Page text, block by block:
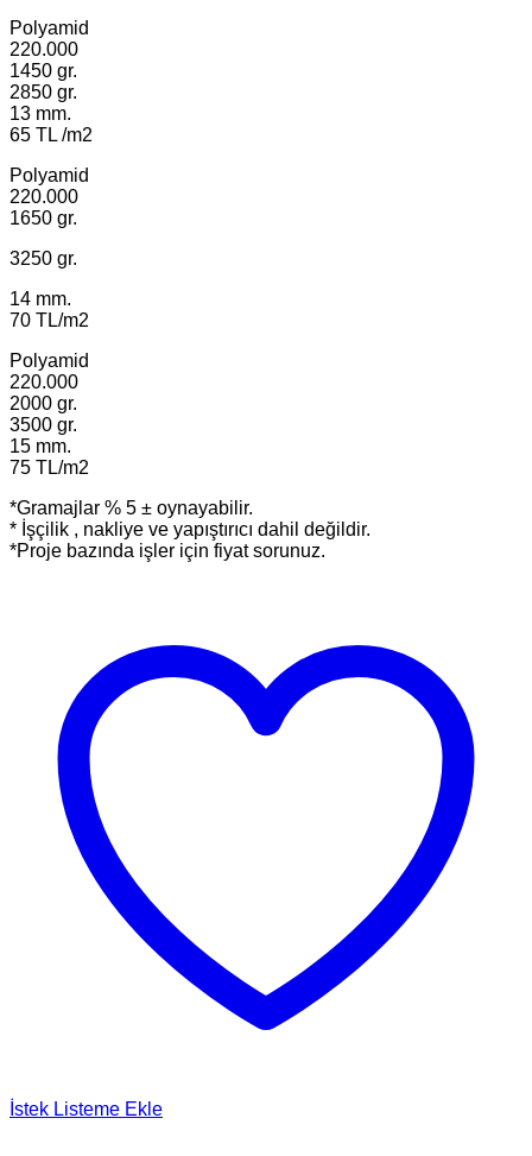
Polyamid
220.000
1450 gr.
2850 gr.
13 mm.
65 TL /m2
Polyamid
220.000
1650 gr.
3250 gr.
14 mm.
70 TL/m2
Polyamid
220.000
2000 gr.
3500 gr.
15 mm.
75 TL/m2
*Gramajlar % 5 ± oynayabilir.
* İşçilik , nakliye ve yapıştırıcı dahil değildir.
*Proje bazında işler için fiyat sorunuz.
İstek Listeme Ekle